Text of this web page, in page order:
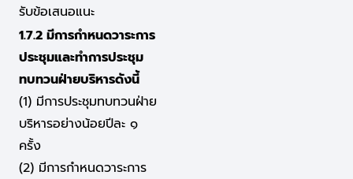
รับข้อเสนอแนะ
1.7.2 มีการกำหนดวาระการ
ประชุมและทำการประชุม
ทบทวนฝ่ายบริหารดังนี้
(1) มีการประชุมทบทวนฝ่าย
บริหารอย่างน้อยปีละ ๑
ครั้ง
(2) มีการกำหนดวาระการ